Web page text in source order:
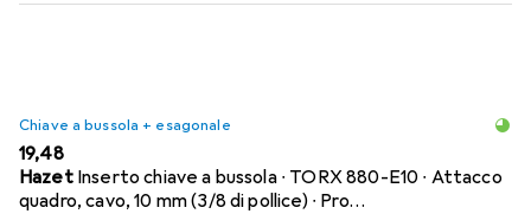
Chiave a bussola + esagonale
EUR
19,48
Hazet Inserto chiave a bussola ∙ TORX 880-E10 ∙ Attacco
quadro, cavo, 10 mm (3/8 di pollice) ∙ Pro…